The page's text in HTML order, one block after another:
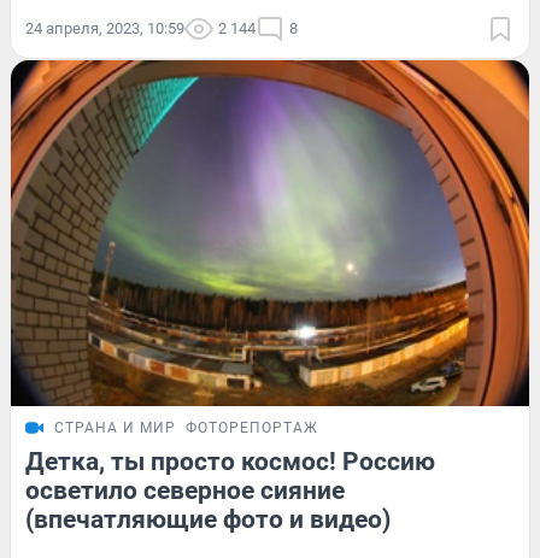
24 апреля, 2023, 10:59 2 144 8
СТРАНА И МИР ФОТОРЕПОРТАЖ
Детка, ты просто космос! Россию
осветило северное сияние
(впечатляющие фото и видео)